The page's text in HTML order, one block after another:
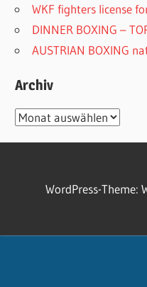
WKF fighters license
DINNER BOXING –
AUSTRIAN BOXING
Archiv
Archiv
WordPress-Theme: